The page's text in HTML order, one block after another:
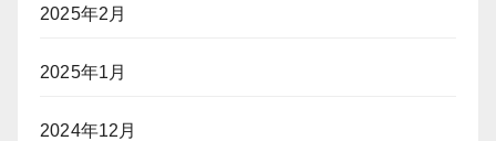
2025年2月
2025年1月
2024年12月